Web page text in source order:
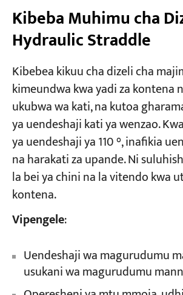
Kibeba Muhimu cha
Hydraulic Straddle
Kibebea kikuu cha dizeli cha
kimeundwa kwa yadi za kontena
ukubwa wa kati, na kutoa
ya uendeshaji kati ya wenzao.
ya uendeshaji ya 110 °, inafikia
na harakati za upande. Ni
la bei ya chini na la vitendo kwa
kontena.
Vipengele:
Uendeshaji wa magurudumu
usukani wa magurudumu